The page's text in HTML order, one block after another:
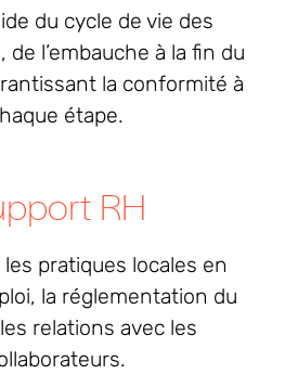
du cycle de vie des
de l’embauche à la fin du
la conformité à
étape.
RH
pratiques locales en
la réglementation du
relations avec les